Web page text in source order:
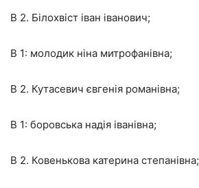
В 2. Білохвіст іван іванович;
В 1: молодик ніна митрофанівна;
В 2. Кутасевич євгенія романівна;
В 1: боровська надія іванівна;
В 2. Ковенькова катерина степанівна;